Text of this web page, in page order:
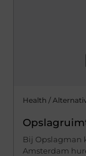
Health /
Bij Opslagman
Amsterdam